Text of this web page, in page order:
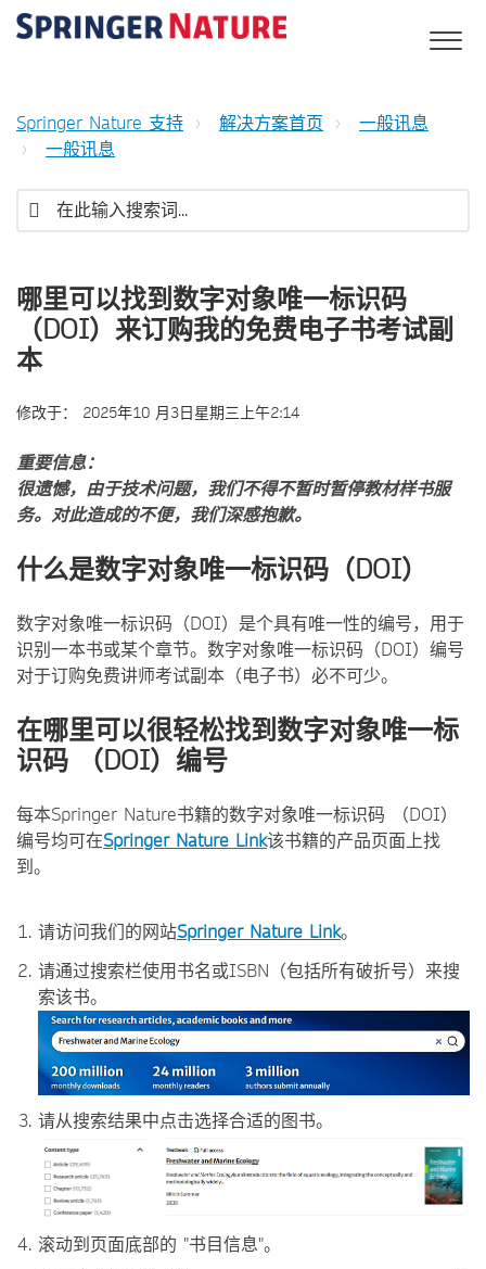
Springer Nature 支持 解决方案首页
一般讯息
一般讯息
哪里可以找到数字对象唯一标识码
（DOI）来订购我的免费电子书考试副
本
修改于： 2025年10 月3日星期三上午2:14
重要信息：
很遗憾，由于技术问题，我们不得不暂时暂停教材样书服
务。对此造成的不便，我们深感抱歉。
什么是数字对象唯一标识码（DOI）
数字对象唯一标识码（DOI）是个具有唯一性的编号，用于
识别一本书或某个章节。数字对象唯一标识码（DOI）编号
对于订购免费讲师考试副本（电子书）必不可少。
在哪里可以很轻松找到数字对象唯一标
识码 （DOI）编号
每本Springer Nature书籍的数字对象唯一标识码 （DOI）
编号均可在Springer Nature Link该书籍的产品页面上找
到。
请访问我们的网站Springer Nature Link。
请通过搜索栏使用书名或ISBN（包括所有破折号）来搜
索该书。
请从搜索结果中点击选择合适的图书。
滚动到页面底部的 "书目信息"。